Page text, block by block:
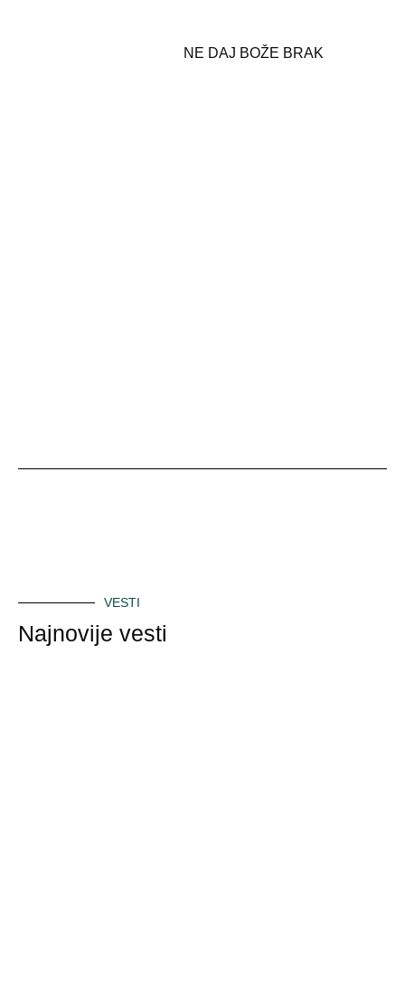
NE DAJ BOŽE BRAK
VESTI
Najnovije vesti